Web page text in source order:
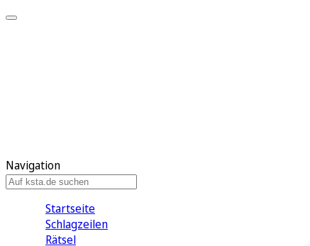
Navigation
Startseite
Schlagzeilen
Rätsel